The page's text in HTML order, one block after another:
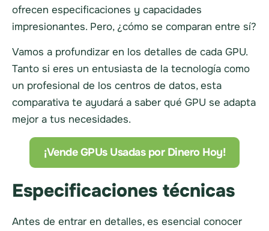
ofrecen especificaciones y capacidades
impresionantes. Pero, ¿cómo se comparan entre sí?
Vamos a profundizar en los detalles de cada GPU.
Tanto si eres un entusiasta de la tecnología como
un profesional de los centros de datos, esta
comparativa te ayudará a saber qué GPU se adapta
mejor a tus necesidades.
¡Vende GPUs Usadas por Dinero Hoy!
Especificaciones técnicas
Antes de entrar en detalles, es esencial conocer